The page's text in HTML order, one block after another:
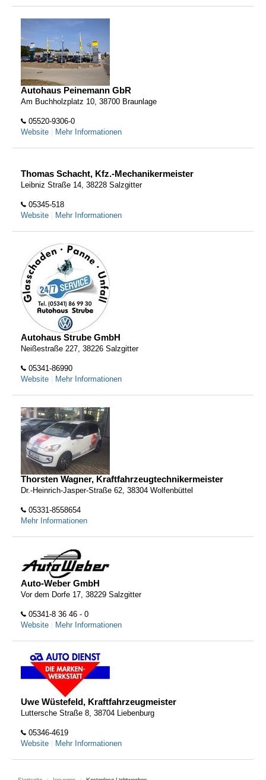
Autohaus Peinemann GbR
Am Buchholzplatz 10, 38700 Braunlage
05520-9306-0
Website
Mehr Informationen
Thomas Schacht, Kfz.-Mechanikermeister
Leibniz Straße 14, 38228 Salzgitter
05345-518
Website
Mehr Informationen
Autohaus Strube GmbH
Neißestraße 227, 38226 Salzgitter
05341-86990
Website
Mehr Informationen
Thorsten Wagner, Kraftfahrzeugtechnikermeister
Dr.-Heinrich-Jasper-Straße 62, 38304 Wolfenbüttel
05331-8558654
Mehr Informationen
Auto-Weber GmbH
Vor dem Dorfe 17, 38229 Salzgitter
05341-8 36 46 - 0
Website
Mehr Informationen
Uwe Wüstefeld, Kraftfahrzeugmeister
Luttersche Straße 8, 38704 Liebenburg
05346-4619
Website
Mehr Informationen